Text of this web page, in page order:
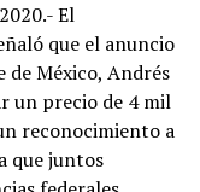
El
que el anuncio
de México, Andrés
un precio de 4 mil
reconocimiento a
que juntos